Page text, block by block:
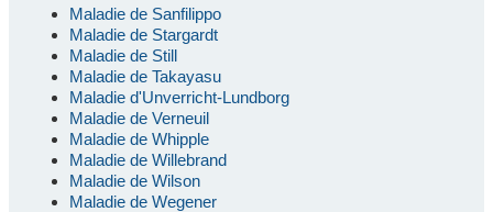
Maladie de Sanfilippo
Maladie de Stargardt
Maladie de Still
Maladie de Takayasu
Maladie d'Unverricht-Lundborg
Maladie de Verneuil
Maladie de Whipple
Maladie de Willebrand
Maladie de Wilson
Maladie de Wegener